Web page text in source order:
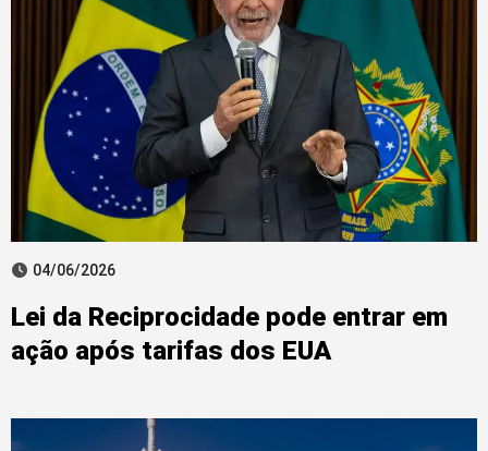
04/06/2026
Lei da Reciprocidade pode entrar em
ação após tarifas dos EUA